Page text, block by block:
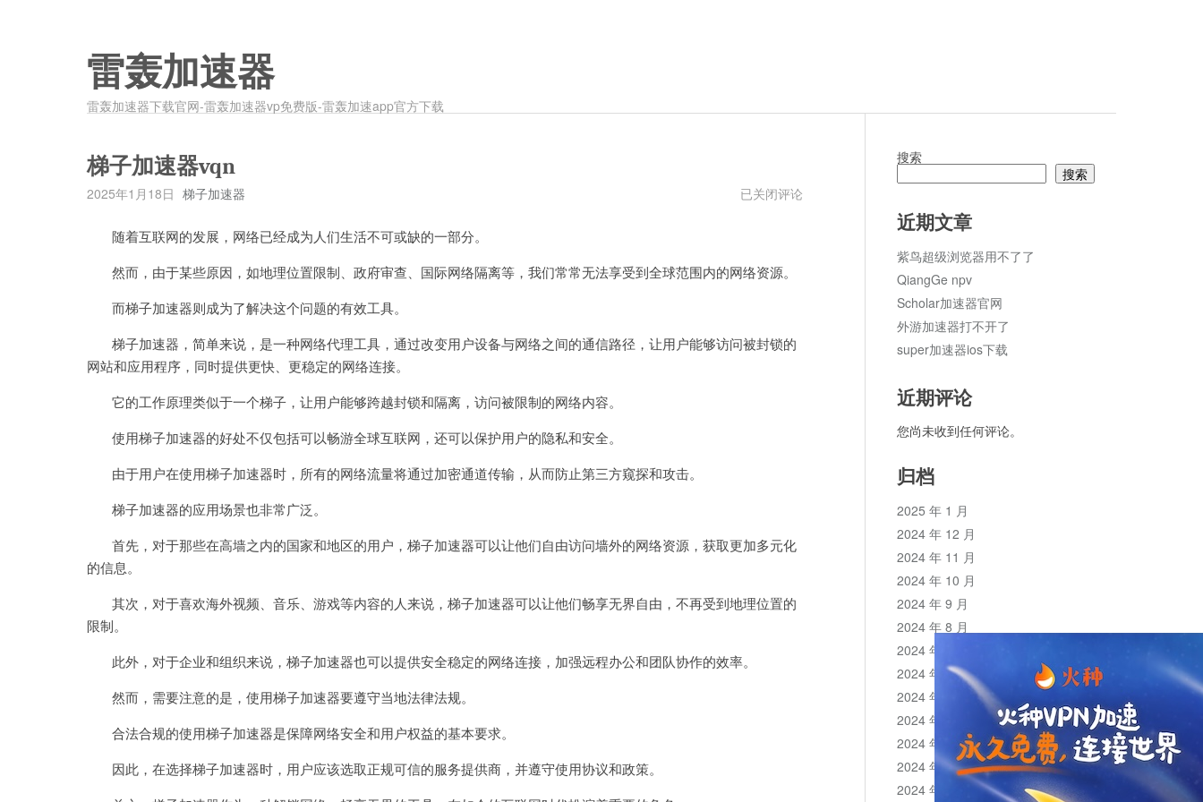
雷轰加速器
雷轰加速器下载官网-雷轰加速器vp免费版-雷轰加速app官方下载
梯子加速器vqn
2025年1月18日 梯子加速器
梯
vqn
已关闭评论
随着互联网的发展，网络已经成为人们生活不可或缺的一部分。
然而，由于某些原因，如地理位置限制、政府审查、国际网络隔离等，我们常常无法享受到全球范围内的网络资源。
而梯子加速器则成为了解决这个问题的有效工具。
梯子加速器，简单来说，是一种网络代理工具，通过改变用户设备与网络之间的通信路径，让用户能够访问被封锁的
网站和应用程序，同时提供更快、更稳定的网络连接。
它的工作原理类似于一个梯子，让用户能够跨越封锁和隔离，访问被限制的网络内容。
使用梯子加速器的好处不仅包括可以畅游全球互联网，还可以保护用户的隐私和安全。
由于用户在使用梯子加速器时，所有的网络流量将通过加密通道传输，从而防止第三方窥探和攻击。
梯子加速器的应用场景也非常广泛。
首先，对于那些在高墙之内的国家和地区的用户，梯子加速器可以让他们自由访问墙外的网络资源，获取更加多元化
的信息。
其次，对于喜欢海外视频、音乐、游戏等内容的人来说，梯子加速器可以让他们畅享无界自由，不再受到地理位置的
限制。
此外，对于企业和组织来说，梯子加速器也可以提供安全稳定的网络连接，加强远程办公和团队协作的效率。
然而，需要注意的是，使用梯子加速器要遵守当地法律法规。
合法合规的使用梯子加速器是保障网络安全和用户权益的基本要求。
因此，在选择梯子加速器时，用户应该选取正规可信的服务提供商，并遵守使用协议和政策。
搜索
搜索
近期文章
紫鸟超级浏览器用不了了
QiangGe npv
Scholar加速器官网
外游加速器打不开了
super加速器ios下载
近期评论
您尚未收到任何评论。
归档
2025 年 1 月
2024 年 12 月
2024 年 11 月
2024 年 10 月
2024 年 9 月
2024 年 8 月
2024 年 7 月
2024 年 6 月
2024 年 5 月
2024 年 4 月
2024 年 3 月
2024 年 2 月
2024 年 1 月